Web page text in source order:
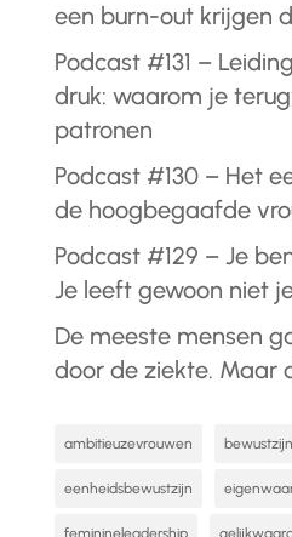
een burn-out krijgen
Podcast #131 –
druk: waarom je
patronen
Podcast #130 – Het
de hoogbegaafde
Podcast #129 – Je
Je leeft gewoon niet
De meeste mensen
door de ziekte. Maar
ambitieuzevrouwen bewustzijn
eenheidsbewustzijn
feminineleadership